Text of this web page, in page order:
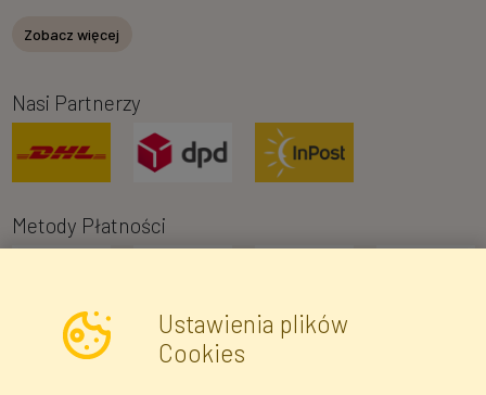
Zobacz więcej
Nasi Partnerzy
Metody Płatności
Ustawienia plików
Cookies